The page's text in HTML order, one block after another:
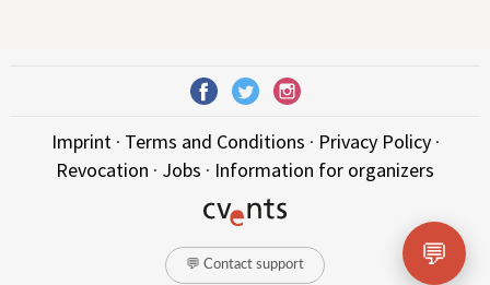
Imprint· Terms and Conditions · Privacy Policy·
Revocation · Jobs · Information for organizers
💬 Contact support 💬